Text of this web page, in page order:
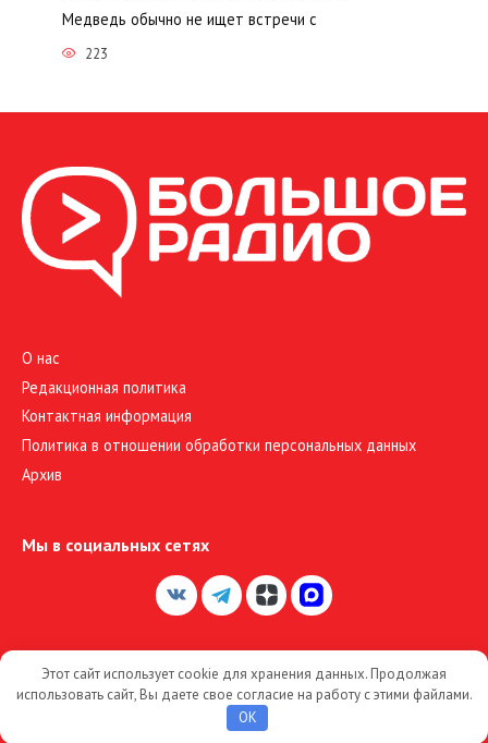
Медведь обычно не ищет встречи с
223
О нас
Редакционная политика
Контактная информация
Политика в отношении обработки персональных данных
Архив
Мы в социальных сетях
© 2026 Большое Радио
Этот сайт использует cookie для хранения данных. Продолжая
использовать сайт, Вы даете свое согласие на работу с этими файлами.
OK